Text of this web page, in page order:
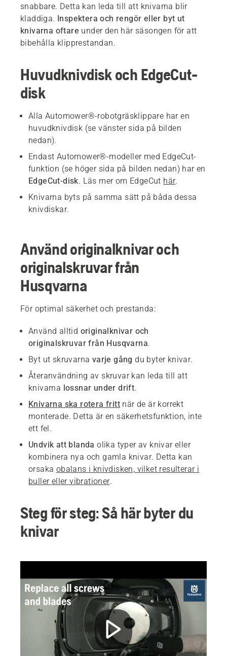
snabbare. Detta kan leda till att knivarna blir
kladdiga. Inspektera och rengör eller byt ut
knivarna oftare under den här säsongen för att
bibehålla klipprestandan.
Huvudknivdisk och EdgeCut-
disk
Alla Automower®-robotgräsklippare har en
huvudknivdisk (se vänster sida på bilden
nedan).
Endast Automower®-modeller med EdgeCut-
funktion (se höger sida på bilden nedan) har en
EdgeCut-disk. Läs mer om EdgeCut här.
Knivarna byts på samma sätt på båda dessa
knivdiskar.
Använd originalknivar och
originalskruvar från
Husqvarna
För optimal säkerhet och prestanda:
Använd alltid originalknivar och
originalskruvar från Husqvarna.
Byt ut skruvarna varje gång du byter knivar.
Återanvändning av skruvar kan leda till att
knivarna lossnar under drift.
Knivarna ska rotera fritt när de är korrekt
monterade. Detta är en säkerhetsfunktion, inte
ett fel.
Undvik att blanda olika typer av knivar eller
kombinera nya och gamla knivar. Detta kan
orsaka obalans i knivdisken, vilket resulterar i
buller eller vibrationer.
Steg för steg: Så här byter du
knivar